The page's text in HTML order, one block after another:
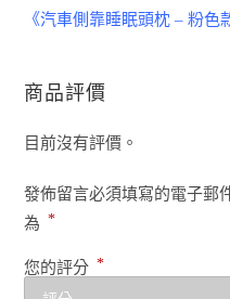
《汽車側靠睡眠頭枕 – 粉色
商品評價
目前沒有評價。
發佈留言必須填寫的電子郵
為 *
您的評分 *